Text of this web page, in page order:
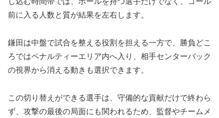
前に入る人数と質が結果を左右します。
鎌田は中盤で試合を整える役割を担える一方で、勝負どこ
ろではペナルティーエリア内へ入り、相手センターバック
の視界から消える動きも選択できます。
この切り替えができる選手は、守備的な貢献だけで終わら
ず、攻撃の最後の局面にも関われるため、監督やチームメ